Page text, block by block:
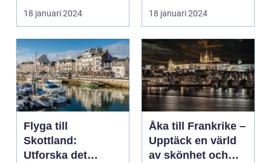
18 januari 2024
med sina fantastiska
str...
18 januari 2024
Flyga till
Skottland:
Utforska det
Åka till Frankrike –
Upptäck en värld
av skönhet och